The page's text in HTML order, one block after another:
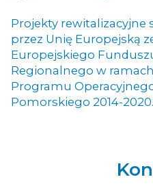
Projekty rewitalizacyjne
przez Unię Europejską
Europejskiego
Regionalnego w
Programu
Pomorskiego 2014-2020.